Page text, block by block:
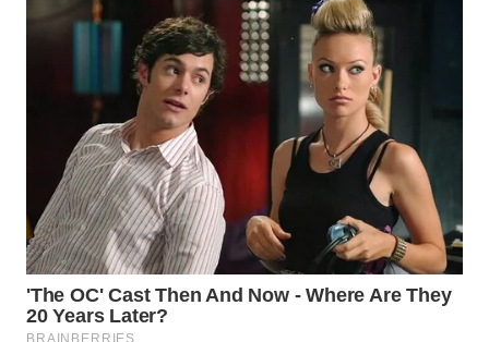
MADURA
WN
SURABAYA
WN
NATUNA